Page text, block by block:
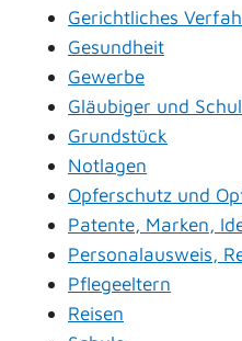
Gerichtliches
Gesundheit
Gewerbe
Gläubiger und
Grundstück
Notlagen
Opferschutz und
Patente, Marken,
Personalausweis,
Pflegeeltern
Reisen